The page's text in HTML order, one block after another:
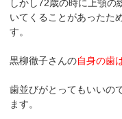
しかし72歳の時に上顎の
いてくることがあったた
す。
黒柳徹子さんの自身の歯
歯並びがとってもいいの
ます。